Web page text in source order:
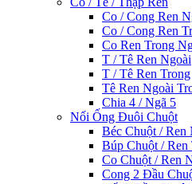
Co / Cong Ren
Co / Cong Ren
Co Ren Trong
T / Tê Ren Ngoài
T / Tê Ren Trong
Tê Ren Ngoài
Chia 4 / Ngã 5
Nối Ống Đuôi Chuột
Béc Chuột / Ren
Búp Chuột / Ren
Co Chuột / Ren
Cong 2 Đầu